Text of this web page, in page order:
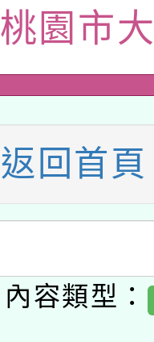
辦理「
及節水達
日(星期六
度第2次
告(無人
行動站研
年度閱讀
業研習
工智慧
師名單
教學軟
園市
返回首頁
容類型：